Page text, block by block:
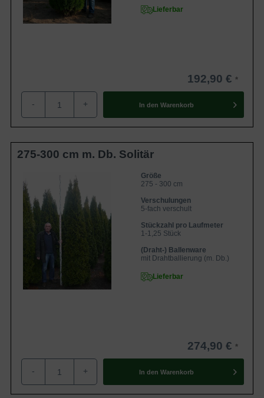
Lieferbar
192,90 €
- + In den Warenkorb
275-300 cm m. Db. Solitär
Größe
275 - 300 cm
Verschulungen
5-fach verschult
Stückzahl pro Laufmeter
1-1,25 Stück
(Draht-) Ballenware
mit Drahtballierung (m. Db.)
Lieferbar
274,90 €
- + In den Warenkorb